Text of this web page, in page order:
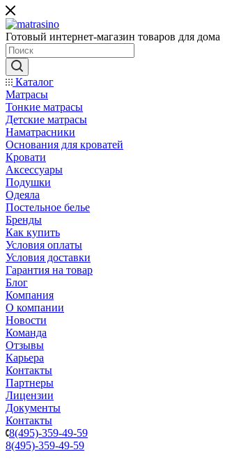
Готовый интернет-магазин товаров для дома
Каталог
Матрасы
Тонкие матрасы
Детские матрасы
Наматрасники
Основания для кроватей
Кровати
Аксессуары
Подушки
Одеяла
Постельное белье
Бренды
Как купить
Условия оплаты
Условия доставки
Гарантия на товар
Блог
Компания
О компании
Новости
Команда
Отзывы
Карьера
Контакты
Партнеры
Лицензии
Документы
Контакты
8(495)-359-49-59
8(495)-359-49-59